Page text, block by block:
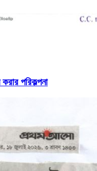
পরিকল্পনা